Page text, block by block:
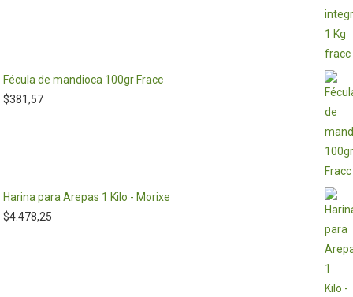
Fécula de mandioca 100gr Fracc
$381,57
Harina para Arepas 1 Kilo - Morixe
$4.478,25